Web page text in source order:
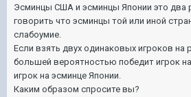
Эсминцы США и эсминцы Японии это два
говорить что эсминцы той или иной
слабоумие.
Если взять двух одинаковых игроков на
большей вероятностью победит игрок
игрок на эсминце Японии.
Каким образом спросите вы?